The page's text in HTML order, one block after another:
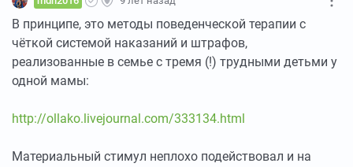
В принципе, это методы поведенческой терапии с
чёткой системой наказаний и штрафов,
реализованные в семье с тремя (!) трудными детьми у
одной мамы:
http://ollako.livejournal.com/333134.html
Материальный стимул неплохо подействовал и на